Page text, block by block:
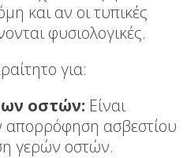
και αν οι τυπικές
φυσιολογικές.
για:
οστών: Είναι
απορρόφηση ασβεστίου
γερών οστών.